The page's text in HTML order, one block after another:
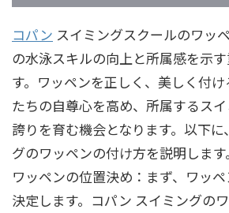
コパン スイミングスクールのワッ
の水泳スキルの向上と所属感を示
す。ワッペンを正しく、美しく付
たちの自尊心を高め、所属するス
誇りを育む機会となります。以下
グのワッペンの付け方を説明します。
ワッペンの位置決め：まず、ワッ
決定します。コパン スイミングの